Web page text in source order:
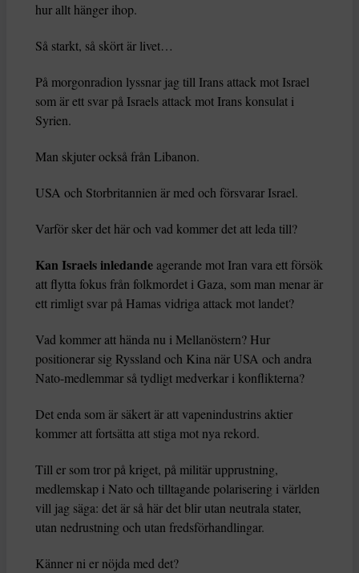
hur allt hänger ihop.
Så starkt, så skört är livet…
På morgonradion lyssnar jag till Irans attack mot Israel
som är ett svar på Israels attack mot Irans konsulat i
Syrien.
Man skjuter också från Libanon.
USA och Storbritannien är med och försvarar Israel.
Varför sker det här och vad kommer det att leda till?
Kan Israels inledandeagerande mot Iran vara ett försök
att flytta fokus från folkmordet i Gaza, som man menar är
ett rimligt svar på Hamas vidriga attack mot landet?
Vad kommer att hända nu i Mellanöstern? Hur
positionerar sig Ryssland och Kina när USA och andra
Nato-medlemmar så tydligt medverkar i konflikterna?
Det enda som är säkert är att vapenindustrins aktier
kommer att fortsätta att stiga mot nya rekord.
Till er som tror på kriget, på militär upprustning,
medlemskap i Nato och tilltagande polarisering i världen
vill jag säga: det är så här det blir utan neutrala stater,
utan nedrustning och utan fredsförhandlingar.
Känner ni er nöjda med det?